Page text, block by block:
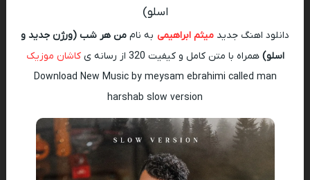
اسلو)
دانلود اهنگ جدید میثم ابراهیمی به نام من هر شب (ورژن جدید و
اسلو) همراه با متن کامل و کیفیت 320 از رسانه ی
کاشان موزیک
Download New Music by meysam ebrahimi called man
harshab slow version